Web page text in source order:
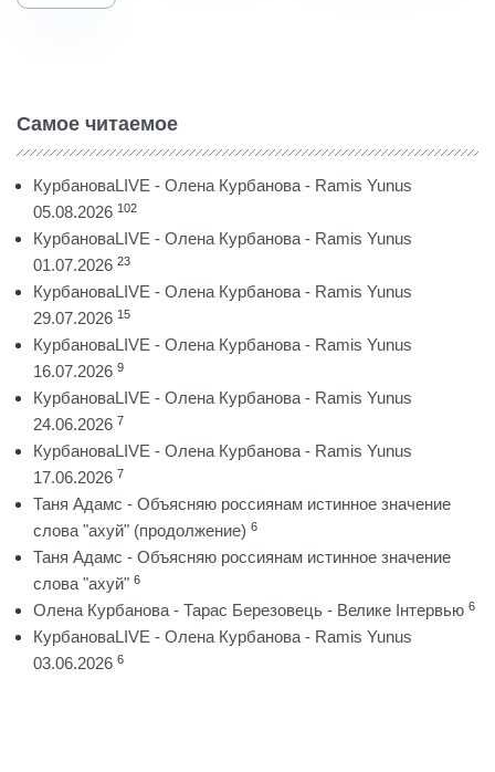
Самое читаемое
КурбановаLIVE - Олена Курбанова - Ramis Yunus
05.08.2026 102
КурбановаLIVE - Олена Курбанова - Ramis Yunus
01.07.2026 23
КурбановаLIVE - Олена Курбанова - Ramis Yunus
29.07.2026 15
КурбановаLIVE - Олена Курбанова - Ramis Yunus
16.07.2026 9
КурбановаLIVE - Олена Курбанова - Ramis Yunus
24.06.2026 7
КурбановаLIVE - Олена Курбанова - Ramis Yunus
17.06.2026 7
Таня Адамс - Объясняю россиянам истинное значение
слова "ахуй" (продолжение) 6
Таня Адамс - Объясняю россиянам истинное значение
слова "ахуй" 6
Олена Курбанова - Тарас Березовець - Велике Інтервью 6
КурбановаLIVE - Олена Курбанова - Ramis Yunus
03.06.2026 6